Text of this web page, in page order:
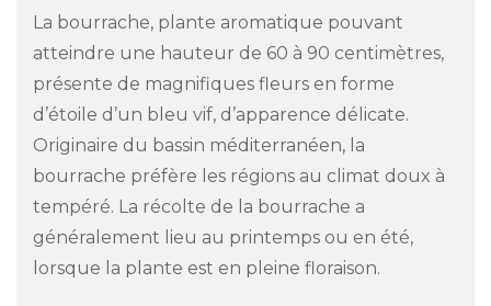
La bourrache, plante aromatique pouvant
atteindre une hauteur de 60 à 90 centimètres,
présente de magnifiques fleurs en forme
d’étoile d’un bleu vif, d’apparence délicate.
Originaire du bassin méditerranéen, la
bourrache préfère les régions au climat doux à
tempéré. La récolte de la bourrache a
généralement lieu au printemps ou en été,
lorsque la plante est en pleine floraison.